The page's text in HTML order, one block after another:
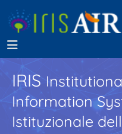
IRIS
Information
Istituzionale